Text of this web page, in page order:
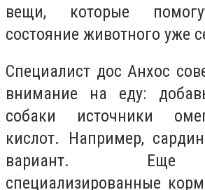
вещи, которые
состояние животного уже
Специалист дос Анхос
внимание на еду:
собаки источники
кислот. Например,
вариант. Еще
специализированные